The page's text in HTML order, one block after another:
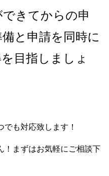
きてからの申
と申請を同時に
目指しましょ
も対応致します！
！まずはお気軽にご相談下